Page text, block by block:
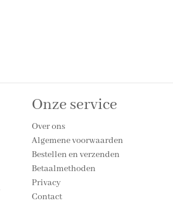
Onze service
Over ons
Algemene voorwaarden
Bestellen en verzenden
Betaalmethoden
Privacy
Contact